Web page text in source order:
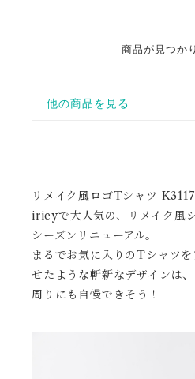
リメイク風ロゴTシャツ
irieyで大人気の、リメイク風
シーズンリニューアル。
まるでお気に入りのTシャツ
せたような斬新なデザインは、
周りにも自慢できそう！